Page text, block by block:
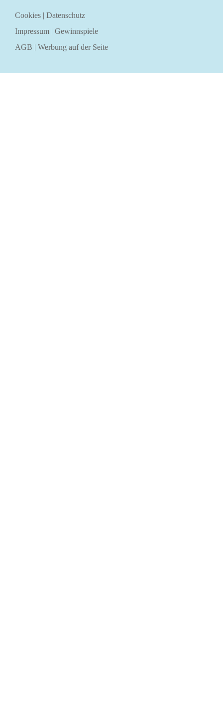
Cookies | Datenschutz
Impressum | Gewinnspiele
AGB | Werbung auf der Seite